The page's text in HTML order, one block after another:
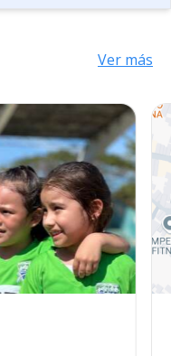
Ver más